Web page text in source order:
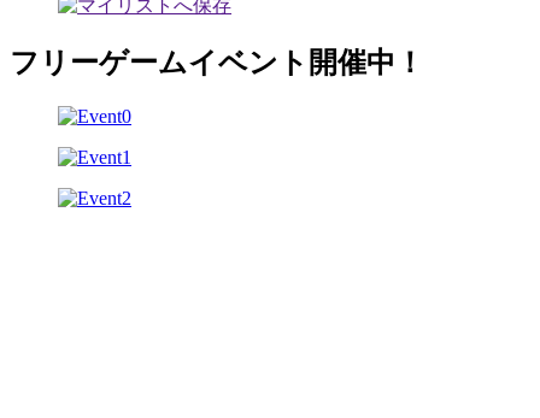
フリーゲームイベント開催中！